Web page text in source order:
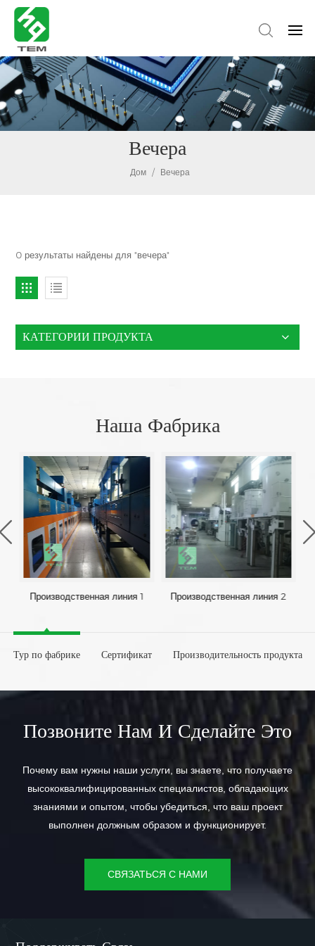
Вечера
Дом / Вечера
0 результаты найдены для "вечера"
КАТЕГОРИИ ПРОДУКТА
Наша Фабрика
Производственная линия 1 Производственная линия 2
Тур по фабрике Сертификат Производительность продукта
Позвоните Нам И Сделайте Это
Почему вам нужны наши услуги, вы знаете, что получаете
высококвалифицированных специалистов, обладающих
знаниями и опытом, чтобы убедиться, что ваш проект
выполнен должным образом и функционирует.
СВЯЗАТЬСЯ С НАМИ